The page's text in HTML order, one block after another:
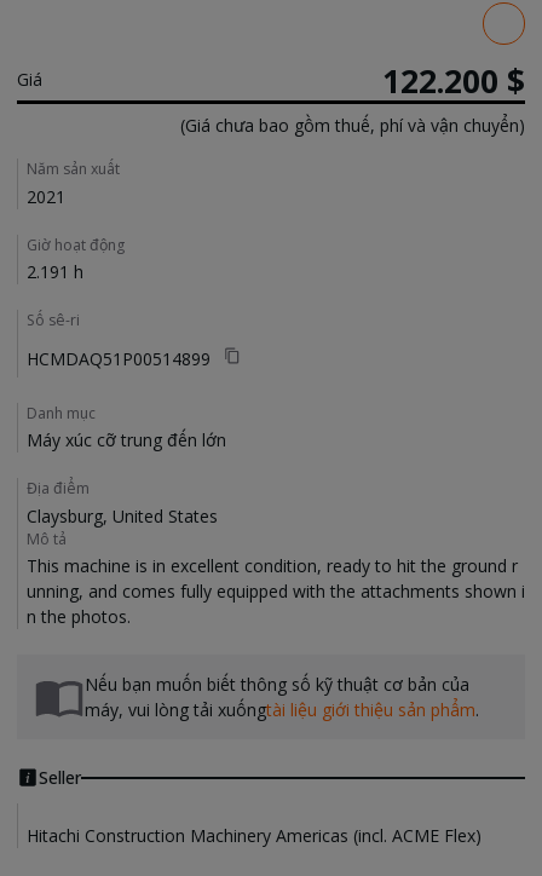
Giá 122.200 $
(Giá chưa bao gồm thuế, phí và vận chuyển)
Details
Năm sản xuất
2021
Giờ hoạt động
2.191 h
Số sê-ri
HCMDAQ51P00514899
Danh mục
Máy xúc cỡ trung đến lớn
Địa điểm
Claysburg, United States
Mô tả
This machine is in excellent condition, ready to hit the ground r
unning, and comes fully equipped with the attachments shown i
Nếu bạn muốn biết thông số kỹ thuật cơ bản của
máy, vui lòng tải xuốngtài liệu giới thiệu sản phẩm.
Seller
Hitachi Construction Machinery Americas (incl. ACME Flex)